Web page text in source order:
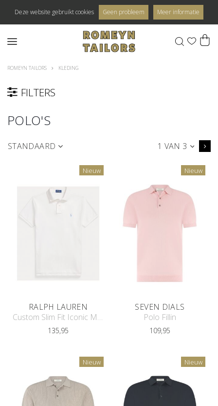
Deze website gebruikt cookies Geen probleem Meer informatie
0
ROMEYN TAILORS KLEDING
FILTERS
POLO'S
STANDAARD 1 VAN 3
RALPH LAUREN
Custom Slim Fit Iconic Mesh Polo
135,95
Nieuw
SEVEN DIALS
Polo Fillin
109,95
Nieuw
Nieuw Nieuw